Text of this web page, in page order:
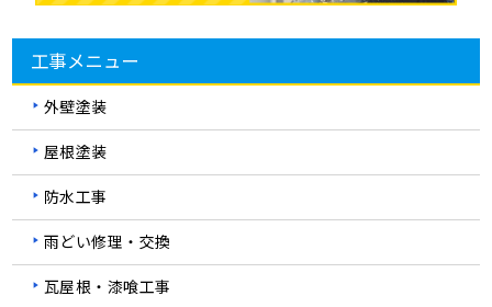
工事メニュー
外壁塗装
屋根塗装
防水工事
雨どい修理・交換
瓦屋根・漆喰工事